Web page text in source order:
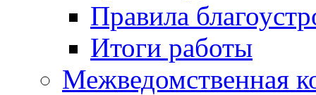
Правила
Итоги работы
Межведомственная